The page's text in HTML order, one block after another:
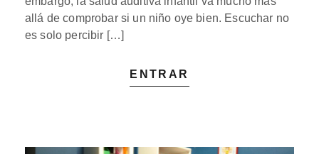
allá de comprobar si un niño oye bien. Escuchar no
es solo percibir […]
ENTRAR